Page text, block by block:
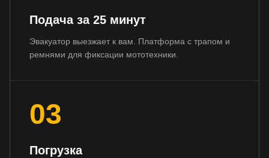
Подача за 25 минут
Эвакуатор выезжает к вам. Платформа с трапом и
ремнями для фиксации мототехники.
03
Погрузка